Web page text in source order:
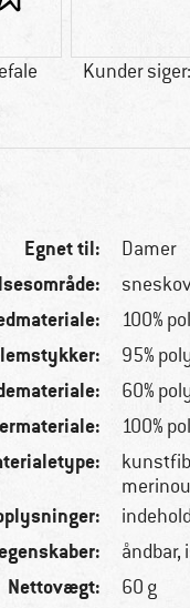
Kunder
Egnet til: Damer
100%
95%
60%
100%
Nettovægt: 60 g